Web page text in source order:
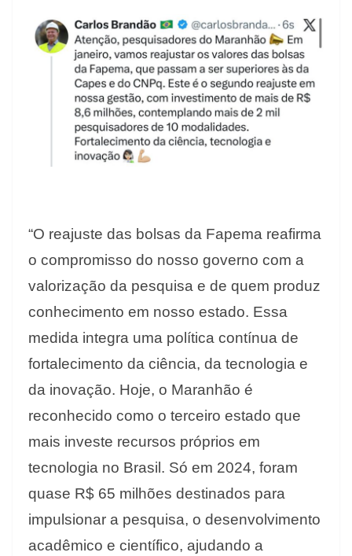
“O reajuste das bolsas da Fapema reafirma
o compromisso do nosso governo com a
valorização da pesquisa e de quem produz
conhecimento em nosso estado. Essa
medida integra uma política contínua de
fortalecimento da ciência, da tecnologia e
da inovação. Hoje, o Maranhão é
reconhecido como o terceiro estado que
mais investe recursos próprios em
tecnologia no Brasil. Só em 2024, foram
quase R$ 65 milhões destinados para
impulsionar a pesquisa, o desenvolvimento
acadêmico e científico, ajudando a